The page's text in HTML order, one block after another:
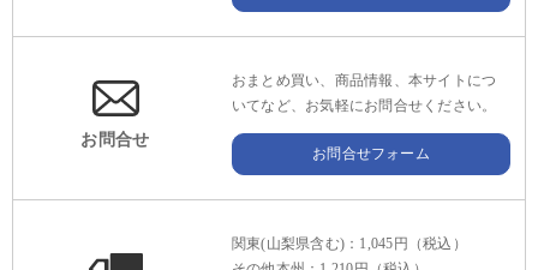
お問合せ
おまとめ買い、商品情報、本サイトにつ
いてなど、お気軽にお問合せください。
お問合せフォーム
関東(山梨県含む)：1,045円（税込）